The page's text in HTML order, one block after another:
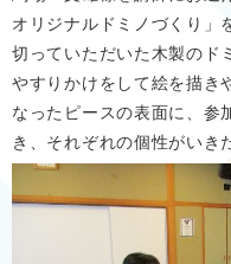
オリジナルドミノづくり」
切っていただいた木製のド
やすりかけをして絵を描き
なったピースの表面に、参
き、それぞれの個性がいき